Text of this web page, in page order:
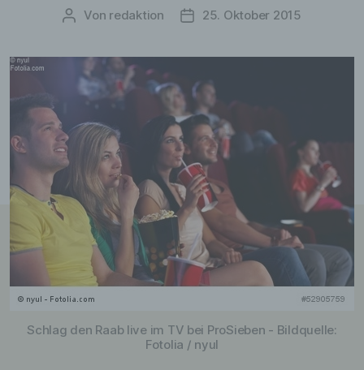
Beitragsautor
Von redaktion Veröffentlichungsdatum
25. Oktober 2015
Schlag den Raab live im TV bei ProSieben - Bildquelle:
Fotolia / nyul